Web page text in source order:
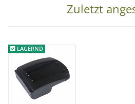
Zuletzt
LAGERND